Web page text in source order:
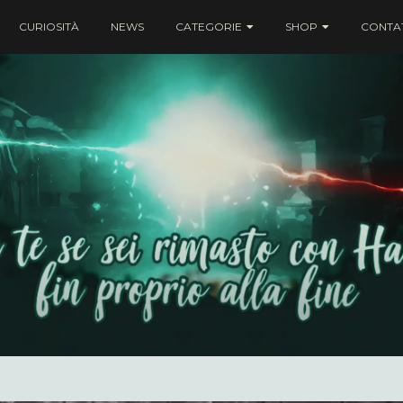
CURIOSITÀ NEWS CATEGORIE SHOP
rimasto con Harry